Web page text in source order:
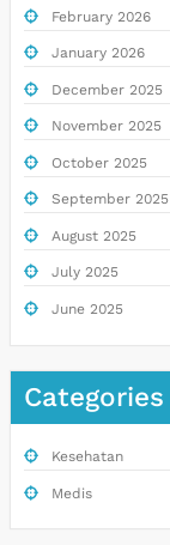
February 2026
January 2026
December 2025
November 2025
October 2025
September 2025
August 2025
July 2025
June 2025
Categories
Kesehatan
Medis